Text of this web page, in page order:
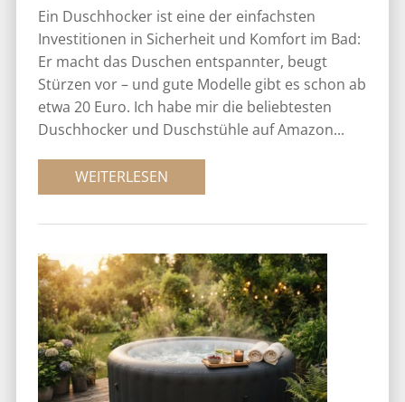
Ein Duschhocker ist eine der einfachsten
Investitionen in Sicherheit und Komfort im Bad:
Er macht das Duschen entspannter, beugt
Stürzen vor – und gute Modelle gibt es schon ab
etwa 20 Euro. Ich habe mir die beliebtesten
Duschhocker und Duschstühle auf Amazon...
WEITERLESEN